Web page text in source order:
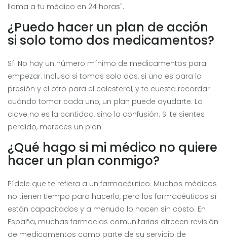
llama a tu médico en 24 horas".
¿Puedo hacer un plan de acción
si solo tomo dos medicamentos?
Sí. No hay un número mínimo de medicamentos para
empezar. Incluso si tomas solo dos, si uno es para la
presión y el otro para el colesterol, y te cuesta recordar
cuándo tomar cada uno, un plan puede ayudarte. La
clave no es la cantidad, sino la confusión. Si te sientes
perdido, mereces un plan.
¿Qué hago si mi médico no quiere
hacer un plan conmigo?
Pídele que te refiera a un farmacéutico. Muchos médicos
no tienen tiempo para hacerlo, pero los farmacéuticos sí
están capacitados y a menudo lo hacen sin costo. En
España, muchas farmacias comunitarias ofrecen revisión
de medicamentos como parte de su servicio de